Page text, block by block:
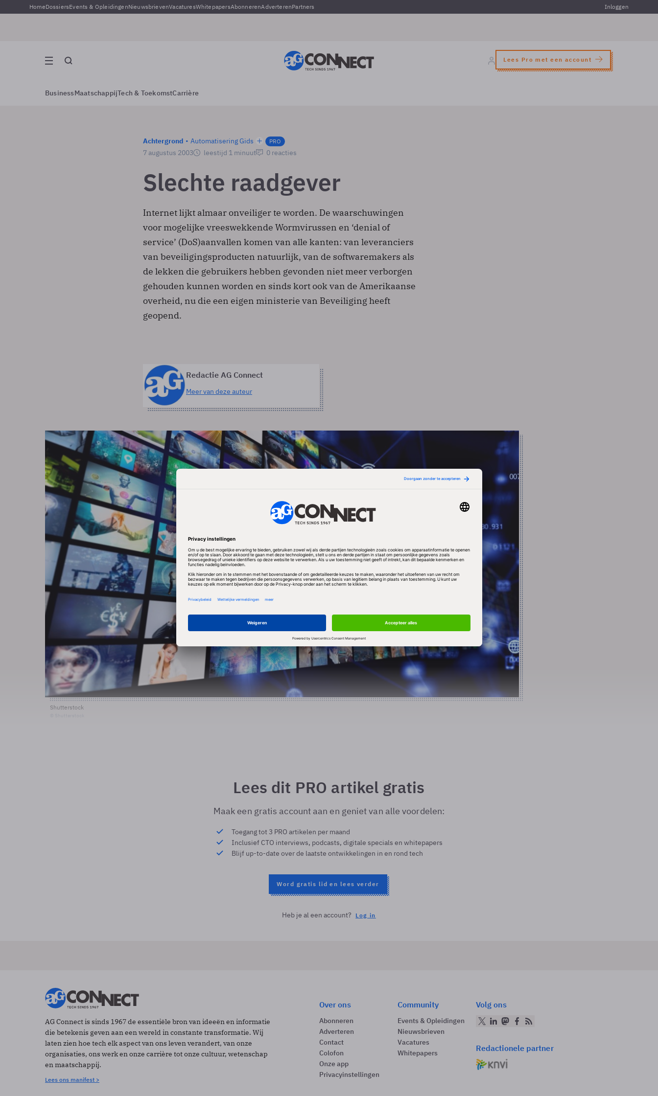
HomeDossiersEvents & OpleidingenNieuwsbrievenVacaturesWhitepapersAbonnerenAdverterenPartners Inloggen
Lees Pro met een account
BusinessMaatschappijTech & ToekomstCarrière
Achtergrond Automatisering Gids PRO
7 augustus 2003 leestijd 1 minuut 0 reacties
Slechte raadgever
Internet lijkt almaar onveiliger te worden. De waarschuwingen
voor mogelijke vreeswekkende Worm­virussen en ‘denial of
service’ (DoS)­aanvallen komen van alle kanten: van leveranciers
van beveiligingsproducten natuurlijk, van de softwaremakers als
de lekken die gebruikers hebben gevonden niet meer verborgen
gehouden kunnen worden en sinds kort ook van de Amerikaanse
overheid, nu die een eigen ministerie van Beveiliging heeft
geopend.
Redactie AG Connect
Meer van deze auteur
Shutterstock
Lees dit PRO artikel gratis
Maak een gratis account aan en geniet van alle voordelen:
Toegang tot 3 PRO artikelen per maand
Inclusief CTO interviews, podcasts, digitale specials en whitepapers
Blijf up-to-date over de laatste ontwikkelingen in en rond tech
Word gratis lid en lees verder
Heb je al een account? Log in
AG Connect is sinds 1967 de essentiële bron van ideeën en informatie
die betekenis geven aan een wereld in constante transformatie. Wij
laten zien hoe tech elk aspect van ons leven verandert, van onze
organisaties, ons werk en onze carrière tot onze cultuur, wetenschap
en maatschappij.
Lees ons manifest >
Over ons
Abonneren
Adverteren
Contact
Colofon
Onze app
Privacyinstellingen
Community
Events & Opleidingen
Nieuwsbrieven
Vacatures
Whitepapers
Volg ons
Redactionele partner